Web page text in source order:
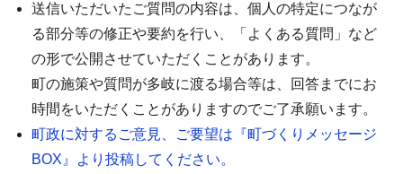
送信いただいたご質問の内容は、個人の特定につなが
る部分等の修正や要約を行い、「よくある質問」など
の形で公開させていただくことがあります。
町の施策や質問が多岐に渡る場合等は、回答までにお
時間をいただくことがありますのでご了承願います。
町政に対するご意見、ご要望は『町づくりメッセージ
BOX』より投稿してください。